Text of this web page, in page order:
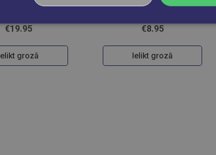
Uku un Leles dziesmas CD
€19.95
Ielikt grozā
CD Tu saucu mani vārdā - upju līnijās Dzejkoncerts
€8.95
Ielikt grozā